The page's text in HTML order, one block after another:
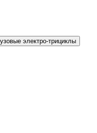
электро‑трициклы